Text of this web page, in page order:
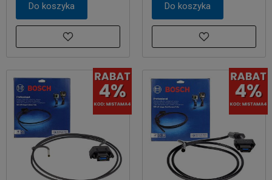
Do koszyka Do koszyka